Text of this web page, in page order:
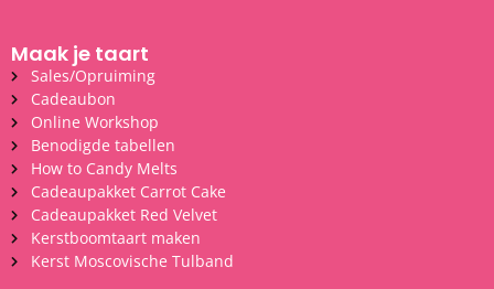
Maak je taart
Sales/Opruiming
Cadeaubon
Online Workshop
Benodigde tabellen
How to Candy Melts
Cadeaupakket Carrot Cake
Cadeaupakket Red Velvet
Kerstboomtaart maken
Kerst Moscovische Tulband